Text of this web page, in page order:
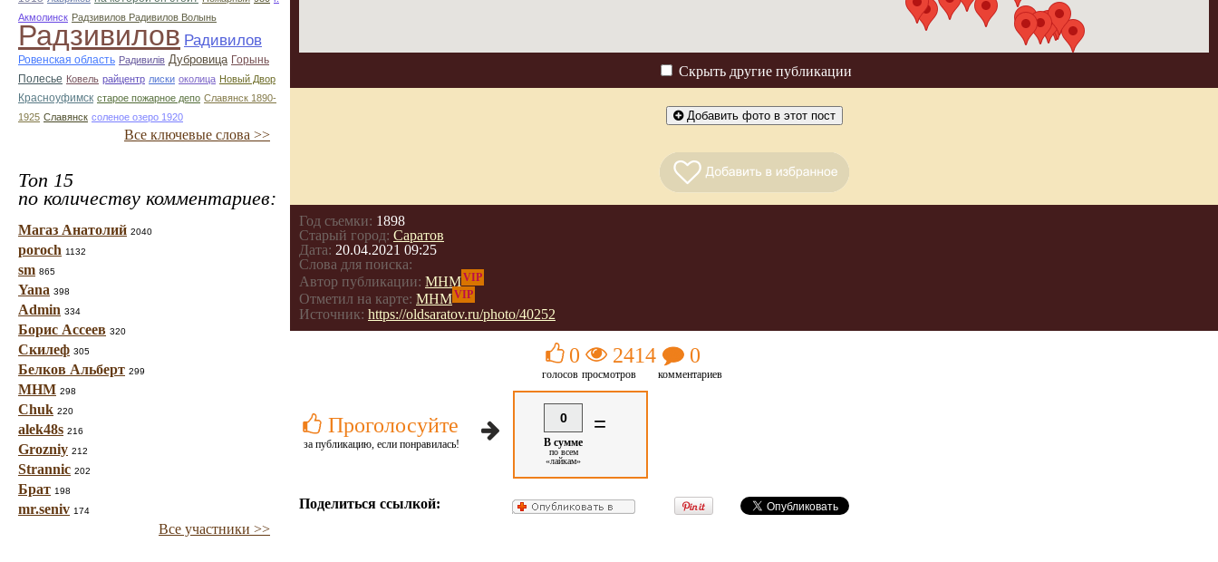
Акмолинск Радзивилов Радивилов Волынь
Радзивилов Радивилов
Ровенская область Радивилiв Дубровица Горынь
Полесье Ковель райцентр лиски околица Новый Двор
Красноуфимск старое пожарное депо Славянск 1890-
1925 Славянск соленое озеро 1920
Все ключевые слова >>
Топ 15
по количеству комментариев:
Магаз Анатолий 2040
poroch 1132
sm 865
Yana 398
Admin 334
Борис Ассеев 320
Скилеф 305
Белков Альберт 299
МНМ 298
Chuk 220
alek48s 216
Grozniy 212
Strannic 202
Брат 198
mr.seniv 174
Все участники >>
Скрыть другие публикации
Добавить фото в этот пост
Год съемки: 1898
Старый город: Саратов
Дата: 20.04.2021 09:25
Слова для поиска:
Автор публикации: МНМVIP
Отметил на карте: МНМVIP
Источник: https://oldsaratov.ru/photo/40252
Проголосуйте
за публикацию, если понравилась!
0
голосов
2414
просмотров
0
комментариев
0
В сумме
по всем
«лайкам»
=
Поделиться ссылкой: